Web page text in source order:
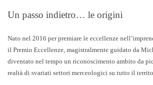
Un passo indietro… le origini
Nato nel 2016 per premiare le eccellenze
il Premio Eccellenze, magistralmente guidato da
diventato nel tempo un riconoscimento ambito da
realtà di svariati settori merceologici su tutto il